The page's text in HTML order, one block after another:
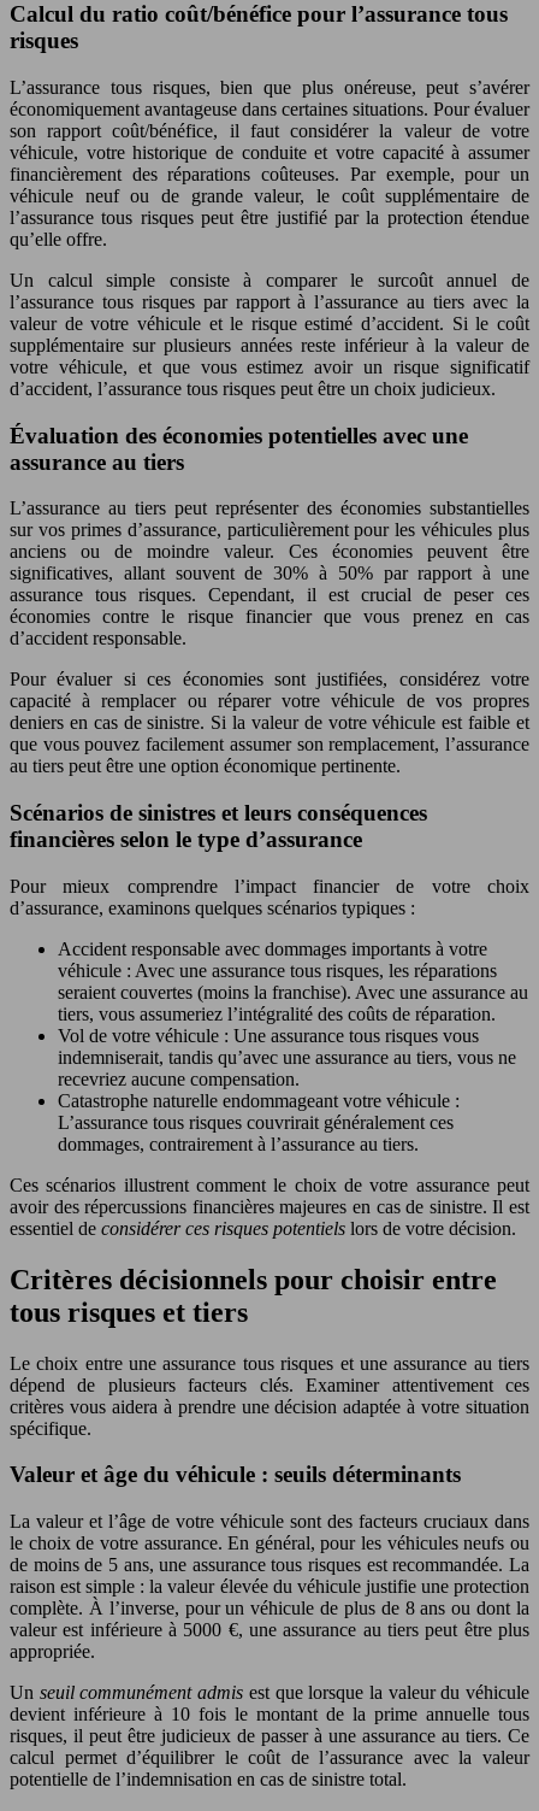
Calcul du ratio coût/bénéfice pour l’assurance tous
risques
L’assurance tous risques, bien que plus onéreuse, peut s’avérer
économiquement avantageuse dans certaines situations. Pour évaluer
son rapport coût/bénéfice, il faut considérer la valeur de votre
véhicule, votre historique de conduite et votre capacité à assumer
financièrement des réparations coûteuses. Par exemple, pour un
véhicule neuf ou de grande valeur, le coût supplémentaire de
l’assurance tous risques peut être justifié par la protection étendue
qu’elle offre.
Un calcul simple consiste à comparer le surcoût annuel de
l’assurance tous risques par rapport à l’assurance au tiers avec la
valeur de votre véhicule et le risque estimé d’accident. Si le coût
supplémentaire sur plusieurs années reste inférieur à la valeur de
votre véhicule, et que vous estimez avoir un risque significatif
d’accident, l’assurance tous risques peut être un choix judicieux.
Évaluation des économies potentielles avec une
assurance au tiers
L’assurance au tiers peut représenter des économies substantielles
sur vos primes d’assurance, particulièrement pour les véhicules plus
anciens ou de moindre valeur. Ces économies peuvent être
significatives, allant souvent de 30% à 50% par rapport à une
assurance tous risques. Cependant, il est crucial de peser ces
économies contre le risque financier que vous prenez en cas
d’accident responsable.
Pour évaluer si ces économies sont justifiées, considérez votre
capacité à remplacer ou réparer votre véhicule de vos propres
deniers en cas de sinistre. Si la valeur de votre véhicule est faible et
que vous pouvez facilement assumer son remplacement, l’assurance
au tiers peut être une option économique pertinente.
Scénarios de sinistres et leurs conséquences
financières selon le type d’assurance
Pour mieux comprendre l’impact financier de votre choix
d’assurance, examinons quelques scénarios typiques :
Accident responsable avec dommages importants à votre
véhicule : Avec une assurance tous risques, les réparations
seraient couvertes (moins la franchise). Avec une assurance au
tiers, vous assumeriez l’intégralité des coûts de réparation.
Vol de votre véhicule : Une assurance tous risques vous
indemniserait, tandis qu’avec une assurance au tiers, vous ne
recevriez aucune compensation.
Catastrophe naturelle endommageant votre véhicule :
L’assurance tous risques couvrirait généralement ces
dommages, contrairement à l’assurance au tiers.
Ces scénarios illustrent comment le choix de votre assurance peut
avoir des répercussions financières majeures en cas de sinistre. Il est
essentiel de considérer ces risques potentiels lors de votre décision.
Critères décisionnels pour choisir entre
tous risques et tiers
Le choix entre une assurance tous risques et une assurance au tiers
dépend de plusieurs facteurs clés. Examiner attentivement ces
critères vous aidera à prendre une décision adaptée à votre situation
spécifique.
Valeur et âge du véhicule : seuils déterminants
La valeur et l’âge de votre véhicule sont des facteurs cruciaux dans
le choix de votre assurance. En général, pour les véhicules neufs ou
de moins de 5 ans, une assurance tous risques est recommandée. La
raison est simple : la valeur élevée du véhicule justifie une protection
complète. À l’inverse, pour un véhicule de plus de 8 ans ou dont la
valeur est inférieure à 5000 €, une assurance au tiers peut être plus
appropriée.
Un seuil communément admis est que lorsque la valeur du véhicule
devient inférieure à 10 fois le montant de la prime annuelle tous
risques, il peut être judicieux de passer à une assurance au tiers. Ce
calcul permet d’équilibrer le coût de l’assurance avec la valeur
potentielle de l’indemnisation en cas de sinistre total.